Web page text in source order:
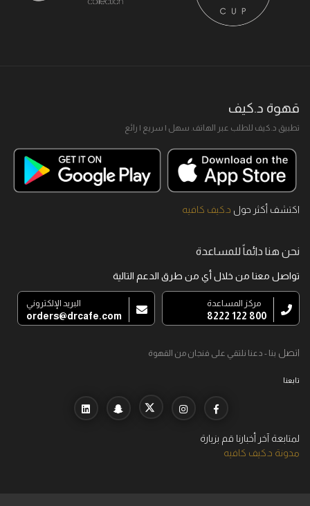
قهوة د.كيف
تطبيق د.كيف للطلب عبر الهاتف. سهل I سريع I رائع
اكتشف أكثر حول د.كيف كافيه
نحن هنا دائماً للمساعدة
تواصل معنا من خلال أي من طرق الدعم التالية
مركز المساعدة
800 122 8222
البريد الإلكتروني
orders@drcafe.com
اتصل بنا - دعنا نلتقي على فنجان من القهوة
تابعنا
لمتابعة آخر أخبارنا قم بزيارة
مدونة د.كيف كافيه